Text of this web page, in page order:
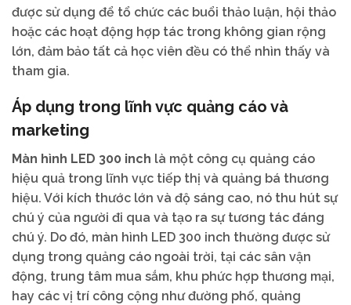
được sử dụng để tổ chức các buổi thảo luận, hội thảo
hoặc các hoạt động hợp tác trong không gian rộng
lớn, đảm bảo tất cả học viên đều có thể nhìn thấy và
tham gia.
Áp dụng trong lĩnh vực quảng cáo và
marketing
Màn hình LED 300 inch là một công cụ quảng cáo
hiệu quả trong lĩnh vực tiếp thị và quảng bá thương
hiệu. Với kích thước lớn và độ sáng cao, nó thu hút sự
chú ý của người đi qua và tạo ra sự tương tác đáng
chú ý. Do đó, màn hình LED 300 inch thường được sử
dụng trong quảng cáo ngoài trời, tại các sân vận
động, trung tâm mua sắm, khu phức hợp thương mại,
hay các vị trí công cộng như đường phố, quảng